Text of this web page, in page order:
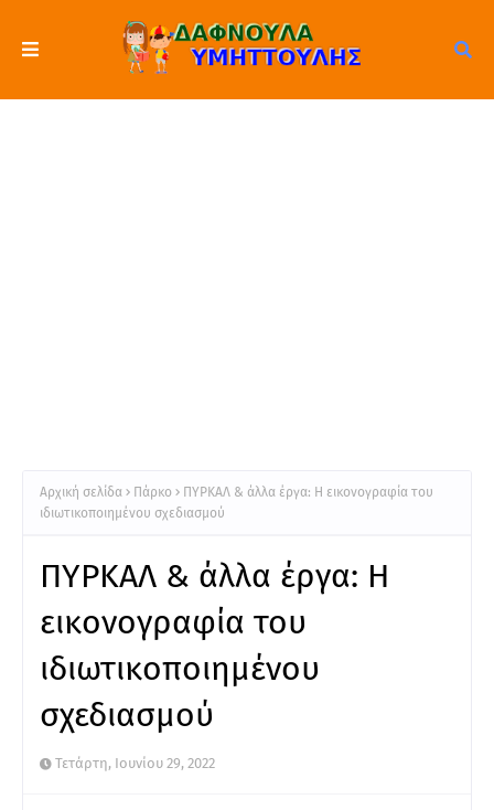
Αρχική σελίδα Πάρκο
ΠΥΡΚΑΛ & άλλα έργα: Η εικονογραφία του
ιδιωτικοποιημένου σχεδιασμού
ΠΥΡΚΑΛ & άλλα έργα: Η
εικονογραφία του
ιδιωτικοποιημένου
σχεδιασμού
Τετάρτη, Ιουνίου 29, 2022